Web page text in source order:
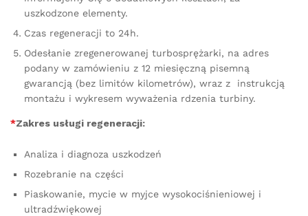
uszkodzone elementy.
Czas regeneracji to 24h.
Odesłanie zregenerowanej turbosprężarki, na adres
podany w zamówieniu z 12 miesięczną pisemną
gwarancją (bez limitów kilometrów), wraz z instrukcją
montażu i wykresem wyważenia rdzenia turbiny.
*Zakres usługi regeneracji:
Analiza i diagnoza uszkodzeń
Rozebranie na części
Piaskowanie, mycie w myjce wysokociśnieniowej i
ultradźwiękowej